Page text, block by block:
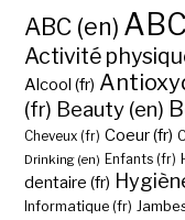
ABC (en)
Activité
Alcool (fr)
(fr) Beauty (en)
Cheveux (fr) Coeur (fr)
Drinking (en) Enfants (fr)
dentaire (fr)
Informatique (fr)